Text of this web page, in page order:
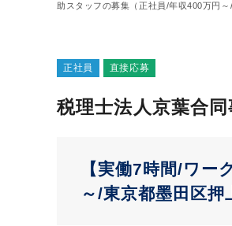
助スタッフの募集（正社員/年収400万円～
正社員 直接応募
税理士法人京葉合
【実働7時間/ワ
～/東京都墨田区押